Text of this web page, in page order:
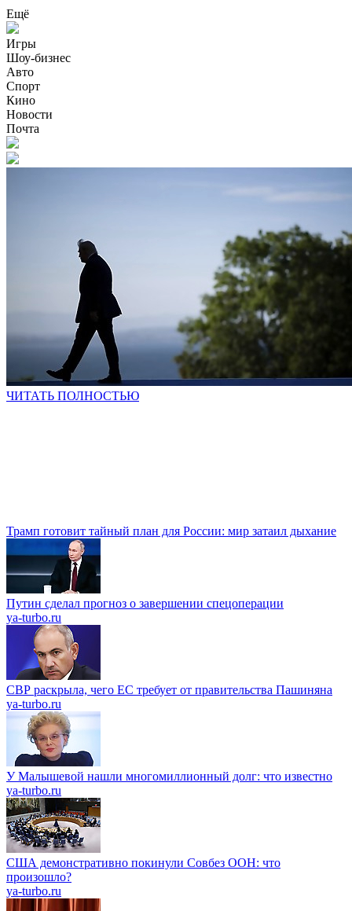
Ещё
Игры
Шоу-бизнес
Авто
Спорт
Кино
Новости
Почта
ЧИТАТЬ ПОЛНОСТЬЮ
Трамп готовит тайный план для России: мир затаил дыхание
Путин сделал прогноз о завершении спецоперации
ya-turbo.ru
СВР раскрыла, чего ЕС требует от правительства Пашиняна
ya-turbo.ru
У Малышевой нашли многомиллионный долг: что известно
ya-turbo.ru
США демонстративно покинули Совбез ООН: что
произошло?
ya-turbo.ru